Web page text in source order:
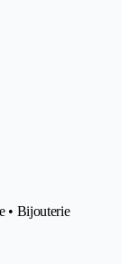
• Bijouterie